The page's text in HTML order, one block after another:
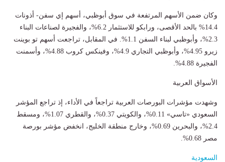
وكان ضمن الأسهم المرتفعة في سوق أبوظبي، أسهم إي سفن- أذونات
14.4% بالحد الأقصى، ورابكو للاستثمار 6.2%، والفجيرة لصناعات البناء
2.3%، وأبوظبي لبناء السفن 1.1%. في المقابل، تراجعت أسهم تو بوينت
زيرو 4.95%، وأبوظبي التجاري 4.9%، وفينكس كروب 4.88%، وأسمنت
الفجيرة 4.88%.
الأسواق العربية
وشهدت مؤشرات البورصات العربية تراجعاً في الأداء، إذ تراجع المؤشر
السعودي «تاسي» 0.11%، والكويتي 0.37%، والقطري 1.07%، ومسقط
2.4%، والبحرين 0.69%، وخارج منطقة الخليج، انخفض مؤشر بورصة
مصر 0.68%.
السعودية